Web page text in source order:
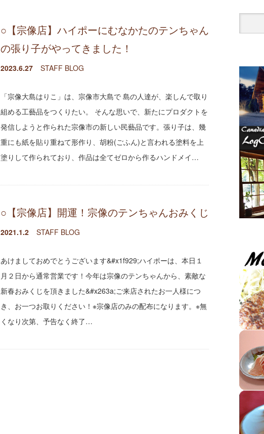
○【宗像店】ハイポーにむなかたのテンちゃん
の張り子がやってきました！
2023.6.27 STAFF BLOG
「宗像大島はりこ」は、宗像市大島で 島の人達が、楽しんで取り
組める工藝品をつくりたい。 そんな思いで、新たにプロダクトを
発信しようと作られた宗像市の新しい民藝品です。張り子は、幾
重にも紙を貼り重ねて形作り、胡粉(ごふん)と言われる塗料を上
塗りして作られており、作品は全てゼロから作るハンドメイ…
○【宗像店】開運！宗像のテンちゃんおみくじ
2021.1.2 STAFF BLOG
あけましておめでとうございます&#x1f929;ハイポーは、本日１
月２日から通常営業です！今年は宗像のテンちゃんから、素敵な
新春おみくじを頂きました&#x263a;ご来店されたお一人様につ
き、お一つお取りください！※宗像店のみの配布になります。※無
くなり次第、予告なく終了…